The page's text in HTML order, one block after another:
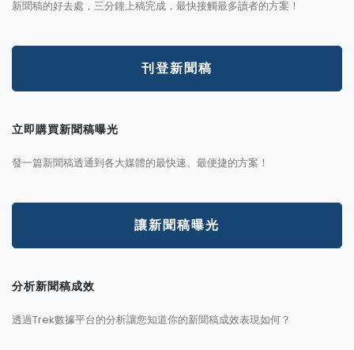
新聞稿的好去處，三分鐘上稿完成，最快接觸最多讀者的方案！
刊登新聞稿
立即購買新聞稿曝光
發一篇新聞稿透通到各大媒體的最快速、最便捷的方案！
讓新聞稿曝光
分析新聞稿成效
透過Trek數據平台的分析讓您知道你的新聞稿成效表現如何？